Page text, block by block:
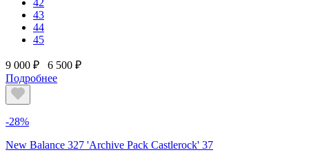
43
44
45
9 000 ₽
6 500 ₽
Подробнее
-28%
New Balance 327 'Archive Pack Castlerock' 37